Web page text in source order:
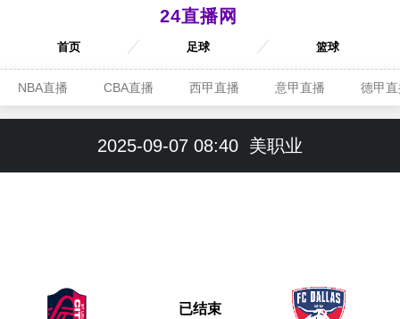
24直播网
首页 足球 篮球
NBA直播 CBA直播 西甲直播 意甲直播 德甲
2025-09-07 08:40 美职业
已结束